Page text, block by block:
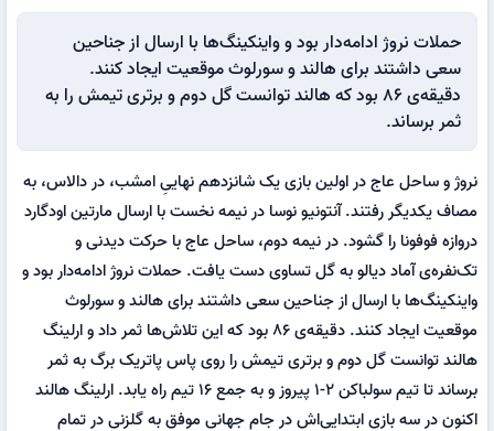
حملات نروژ ادامه‌دار بود و واینکینگ‌ها با ارسال از جناحین
سعی داشتند برای هالند و سورلوث موقعیت ایجاد کنند.
دقیقه‌ی ۸۶ بود که هالند توانست گل دوم و برتری تیمش را به
ثمر برساند.
نروژ و ساحل عاج در اولین بازی یک شانزدهم نهاییِ امشب، در دالاس، به
مصاف یکدیگر رفتند. آنتونیو نوسا در نیمه نخست با ارسال مارتین اودگارد
دروازه فوفونا را گشود. در نیمه دوم، ساحل عاج با حرکت دیدنی و
تک‌نفره‌ی آماد دیالو به گل تساوی دست یافت. حملات نروژ ادامه‌دار بود و
واینکینگ‌ها با ارسال از جناحین سعی داشتند برای هالند و سورلوث
موقعیت ایجاد کنند. دقیقه‌ی ۸۶ بود که این تلاش‌ها ثمر داد و ارلینگ
هالند توانست گل دوم و برتری تیمش را روی پاس پاتریک برگ به ثمر
برساند تا تیم سولباکن ۲-۱ پیروز و به جمع ۱۶ تیم راه یابد. ارلینگ هالند
اکنون در سه بازی ابتدایی‌اش در جام جهانی موفق به گلزنی در تمام